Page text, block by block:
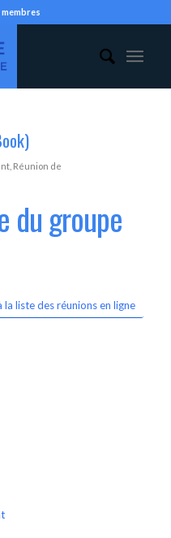
, Réunion de
du groupe
la liste des réunions en ligne